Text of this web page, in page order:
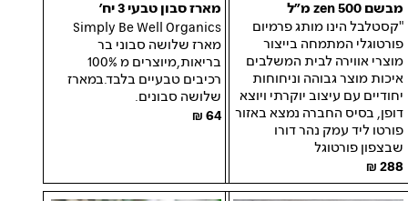
מבשם zen 500 מ״ל
288
"קסטלבל הינו מותג פרמיום
פורטוגלי המתמחה בייצור
מוצרי אווירה לבית המשלבים
איכות מוצר גבוהה וניחוחות
יחודיים עם עיצוב יוקרתי ויוצא
דופן, בסיס החברה נמצא באזור
פורטו ליד עמק נהר דורו
שבצפון פורטוגל
מארז סבון טבעי 3 יח׳
64
Simply Be Well Organics
מארז שלושה סבוני בר
בריאות,מיוצרים מ 100%
רכיבים טבעיים בלבד.במארז
שלושה סבונים.